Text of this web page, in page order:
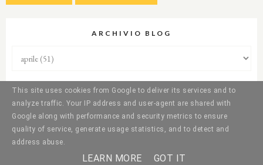
ARCHIVIO BLOG
This site uses cookies from Google to deliver its services and to
analyze traffic. Your IP address and user-agent are shared with
Google along with performance and security metrics to ensure
quality of service, generate usage statistics, and to detect and
address abuse.
LEARN MORE GOT IT